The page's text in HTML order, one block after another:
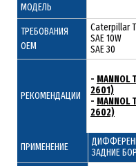
МОДЕЛЬ
ТРЕБОВАНИЯ
ОЕМ
Caterpillar
SAE 10W
SAE 30
РЕКОМЕНДАЦИИ
-
2601)
-
2602)
ПРИМЕНЕНИЕ
ЗАДНИЕ